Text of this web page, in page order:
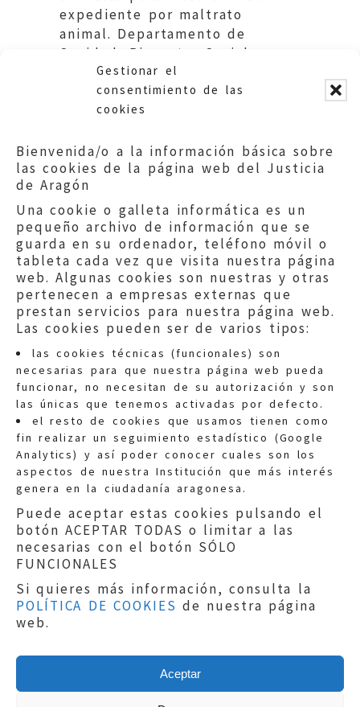
Gestionar el
consentimiento de las
cookies
Bienvenida/o a la información básica sobre
las cookies de la página web del Justicia
de Aragón
Una cookie o galleta informática es un
pequeño archivo de información que se
guarda en su ordenador, teléfono móvil o
tableta cada vez que visita nuestra página
web. Algunas cookies son nuestras y otras
pertenecen a empresas externas que
prestan servicios para nuestra página web.
Las cookies pueden ser de varios tipos:
las cookies técnicas (funcionales) son
necesarias para que nuestra página web pueda
funcionar, no necesitan de su autorización y son
las únicas que tenemos activadas por defecto.
el resto de cookies que usamos tienen como
fin realizar un seguimiento estadístico (Google
Analytics) y así poder conocer cuales son los
aspectos de nuestra Institución que más interés
genera en la ciudadanía aragonesa.
Puede aceptar estas cookies pulsando el
botón ACEPTAR TODAS o limitar a las
necesarias con el botón SÓLO
FUNCIONALES
Si quieres más información, consulta la
POLÍTICA DE COOKIES de nuestra página
web.
Aceptar
expediente por maltrato
animal. Departamento de
Sanidad, Bienestar Social y
Familia.
Quejas:quejas@eljusticiadearagon.es
Información general:
informacion@eljusticiadearagon.es
Teléfonos:900 210 210/
Aviso legal|Política de privacidad|
Protección de Datos
Política de cookies
Copyright © 2019El Justicia de Aragón|